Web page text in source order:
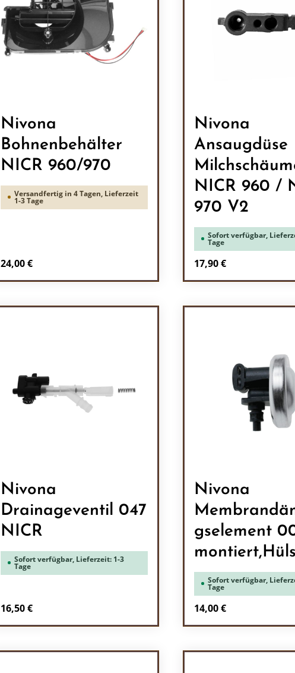
Nivona
Bohnenbehälter
NICR 960/970
Versandfertig in 4 Tagen, Lieferzeit
1-3 Tage
Regulärer Preis:
24,00 €
Nivona
Ansaugdüse
NICR 960 /
970 V2
Sofort verfügbar,
Tage
Regulärer Preis:
17,90 €
Nivona
Drainageventil 047
NICR
Sofort verfügbar, Lieferzeit: 1-3
Tage
Regulärer Preis:
16,50 €
Nivona
gselement
Sofort verfügbar,
Tage
Regulärer Preis:
14,00 €